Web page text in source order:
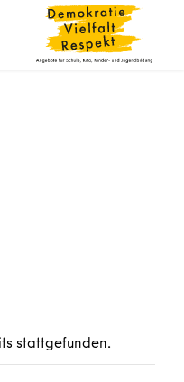
stattgefunden.